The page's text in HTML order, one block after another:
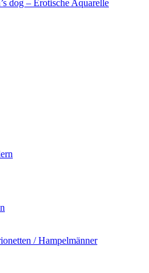
dog – Erotische Aquarelle
/ Hampelmänner